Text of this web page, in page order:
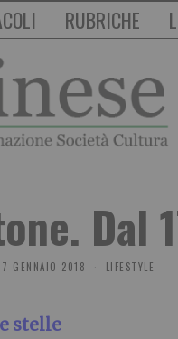
RUBRICHE
Dal
GENNAIO 2018 LIFESTYLE
stelle